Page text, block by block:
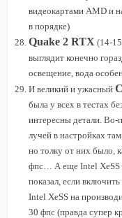
видеокартами AMD и
в порядке)
Quake 2 RTX (14-
выглядит конечно
освещение, вода
И великий и ужасный
была у всех в тестах
интересны детали. Во-
лучей в настройках
но толку от них было,
фпс… А еще Intel XeSS
показал, если
Intel XeSS на
30 фпс (правда супер